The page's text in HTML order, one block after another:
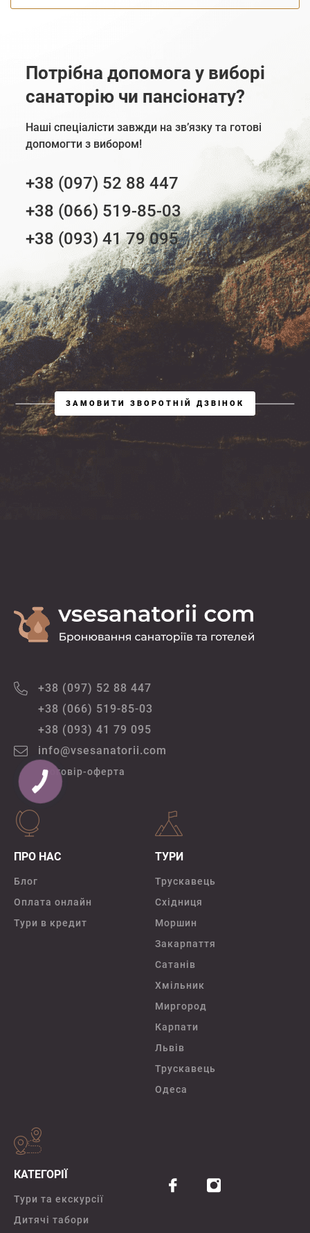
Потрібна допомога у виборі
санаторію чи пансіонату?
Наші спеціалісти завжди на зв’язку та готові
допомогти з вибором!
+38 (097) 52 88 447
+38 (066) 519-85-03
+38 (093) 41 79 095
ЗАМОВИТИ ЗВОРОТНІЙ ДЗВІНОК
+38 (097) 52 88 447
+38 (066) 519-85-03
+38 (093) 41 79 095
info@vsesanatorii.com
Договір-оферта
ПРО НАС
Блог
Оплата онлайн
Тури в кредит
ТУРИ
Трускавець
Східниця
Моршин
Закарпаття
Сатанів
Хмільник
Миргород
Карпати
Львів
Трускавець
Одеса
КАТЕГОРІЇ
Тури та екскурсії
Дитячі табори